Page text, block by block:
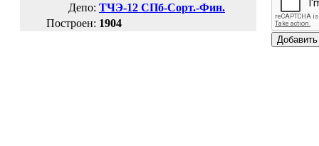
Депо: ТЧЭ-12 СПб-Сорт.-Фин.
Построен: 1904